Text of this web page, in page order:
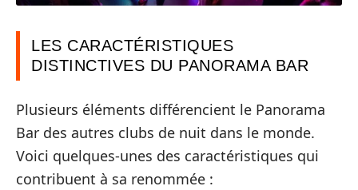
LES CARACTÉRISTIQUES
DISTINCTIVES DU PANORAMA BAR
Plusieurs éléments différencient le Panorama
Bar des autres clubs de nuit dans le monde.
Voici quelques-unes des caractéristiques qui
contribuent à sa renommée :